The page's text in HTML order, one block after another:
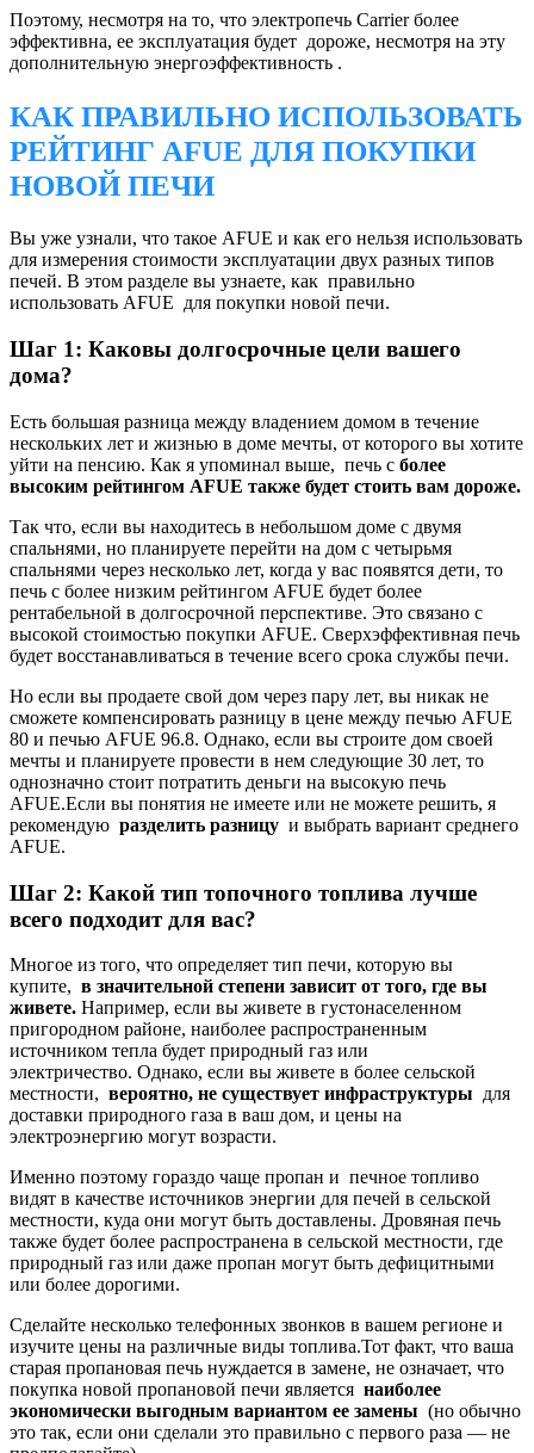
Поэтому, несмотря на то, что электропечь Carrier более
эффективна, ее эксплуатация будет дороже, несмотря на эту
дополнительную энергоэффективность .
КАК ПРАВИЛЬНО ИСПОЛЬЗОВАТЬ
РЕЙТИНГ AFUE ДЛЯ ПОКУПКИ
НОВОЙ ПЕЧИ
Вы уже узнали, что такое AFUE и как его нельзя использовать
для измерения стоимости эксплуатации двух разных типов
печей. В этом разделе вы узнаете, как правильно
использовать AFUE для покупки новой печи.
Шаг 1: Каковы долгосрочные цели вашего
дома?
Есть большая разница между владением домом в течение
нескольких лет и жизнью в доме мечты, от которого вы хотите
уйти на пенсию. Как я упоминал выше, печь с более
высоким рейтингом AFUE также будет стоить вам дороже.
Так что, если вы находитесь в небольшом доме с двумя
спальнями, но планируете перейти на дом с четырьмя
спальнями через несколько лет, когда у вас появятся дети, то
печь с более низким рейтингом AFUE будет более
рентабельной в долгосрочной перспективе. Это связано с
высокой стоимостью покупки AFUE. Сверхэффективная печь
будет восстанавливаться в течение всего срока службы печи.
Но если вы продаете свой дом через пару лет, вы никак не
сможете компенсировать разницу в цене между печью AFUE
80 и печью AFUE 96.8. Однако, если вы строите дом своей
мечты и планируете провести в нем следующие 30 лет, то
однозначно стоит потратить деньги на высокую печь
AFUE.Если вы понятия не имеете или не можете решить, я
рекомендую разделить разницу и выбрать вариант среднего
AFUE.
Шаг 2: Какой тип топочного топлива лучше
всего подходит для вас?
Многое из того, что определяет тип печи, которую вы
купите, в значительной степени зависит от того, где вы
живете. Например, если вы живете в густонаселенном
пригородном районе, наиболее распространенным
источником тепла будет природный газ или
электричество. Однако, если вы живете в более сельской
местности, вероятно, не существует инфраструктуры для
доставки природного газа в ваш дом, и цены на
электроэнергию могут возрасти.
Именно поэтому гораздо чаще пропан и печное топливо
видят в качестве источников энергии для печей в сельской
местности, куда они могут быть доставлены. Дровяная печь
также будет более распространена в сельской местности, где
природный газ или даже пропан могут быть дефицитными
или более дорогими.
Сделайте несколько телефонных звонков в вашем регионе и
изучите цены на различные виды топлива.Тот факт, что ваша
старая пропановая печь нуждается в замене, не означает, что
покупка новой пропановой печи является наиболее
экономически выгодным вариантом ее замены (но обычно
это так, если они сделали это правильно с первого раза — не